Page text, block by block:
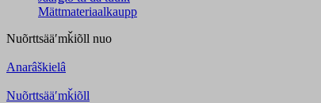
Mättmateriaalkaupp
Nuõrttsääʹmǩiõll nuo
Anarâškielâ
Nuõrttsääʹmǩiõll